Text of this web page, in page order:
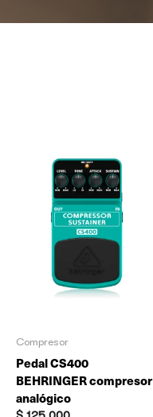
Compresor
Pedal CS400
BEHRINGER compresor
analógico